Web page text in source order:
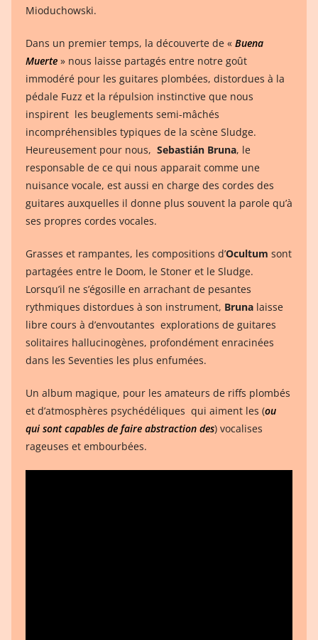
Mioduchowski.
Dans un premier temps, la découverte de « Buena
Muerte » nous laisse partagés entre notre goût
immodéré pour les guitares plombées, distordues à la
pédale Fuzz et la répulsion instinctive que nous
inspirent les beuglements semi-mâchés
incompréhensibles typiques de la scène Sludge.
Heureusement pour nous, Sebastián Bruna, le
responsable de ce qui nous apparait comme une
nuisance vocale, est aussi en charge des cordes des
guitares auxquelles il donne plus souvent la parole qu’à
ses propres cordes vocales.
Grasses et rampantes, les compositions d’Ocultum sont
partagées entre le Doom, le Stoner et le Sludge.
Lorsqu’il ne s’égosille en arrachant de pesantes
rythmiques distordues à son instrument, Bruna laisse
libre cours à d’envoutantes explorations de guitares
solitaires hallucinogènes, profondément enracinées
dans les Seventies les plus enfumées.
Un album magique, pour les amateurs de riffs plombés
et d’atmosphères psychédéliques qui aiment les (ou
qui sont capables de faire abstraction des) vocalises
rageuses et embourbées.